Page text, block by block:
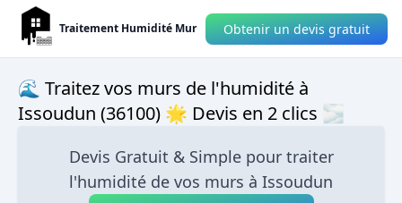
Traitement Humidité Mur Obtenir un devis gratuit
🌊 Traitez vos murs de l'humidité à
Issoudun (36100) 🌟 Devis en 2 clics 🌫
Devis Gratuit & Simple pour traiter
l'humidité de vos murs à Issoudun